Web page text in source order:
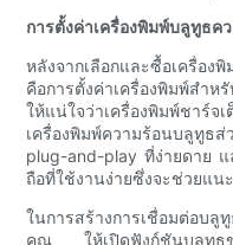
การตั้งค่าเครื่องพิมพ์บลูทูธ
หลังจากเลือกและซื้อเครื่อ
คือการตั้งค่าเครื่องพิมพ์สำ
ให้แน่ใจว่าเครื่องพิมพ์ชาร์จ
เครื่องพิมพ์ความร้อนบลูทูธ
plug-and-play ที่ง่ายดาย
ถือที่ใช้งานง่ายซึ่งจะช่วยแ
ในการสร้างการเชื่อมต่อบลู
คุณ ให้เปิดฟังก์ชันบลูทูธขอ